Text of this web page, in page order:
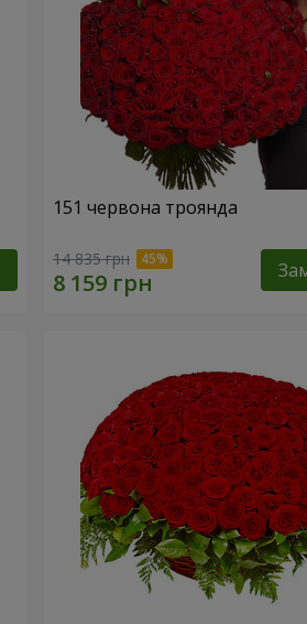
151 червона троянда
14 835 грн